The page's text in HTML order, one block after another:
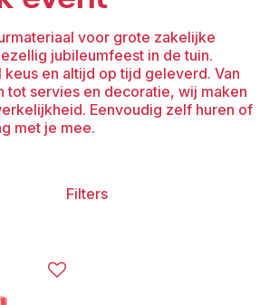
voor grote zakelijke
jubileumfeest in de tuin.
en altijd op tijd geleverd. Van
tot servies en decoratie, wij maken
Eenvoudig zelf huren of
met je mee.
Filters